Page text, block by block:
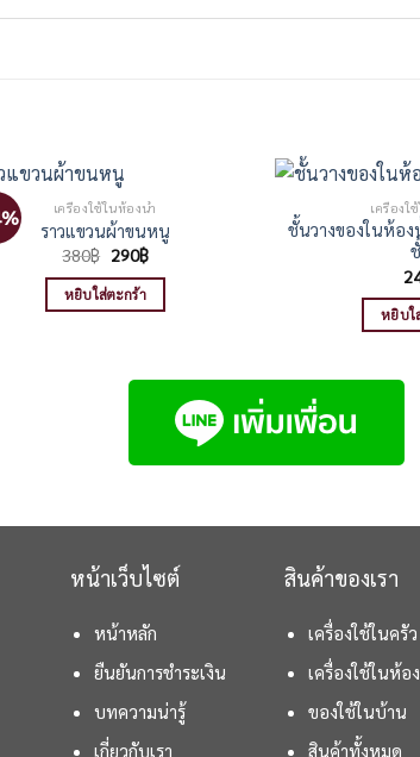
เครื่องใช้ในห้องน้ำ
ราวแขวนผ้าขนหนู
380฿ Original
price
was:
380฿.
290฿Current
is:
หยิบใส่ตะกร้า
เครื่องใ
ชั้นวางของในห้อ
หยิบใ
หน้าเว็บไซต์
หน้าหลัก
ยืนยันการชำระเงิน
บทความน่ารู้
เกี่ยวกับเรา
สินค้าของเรา
เครื่องใช้ในครัว
เครื่องใช้ในห้อ
ของใช้ในบ้าน
สินค้าทั้งหมด